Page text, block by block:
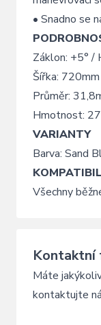
• Snadno se
Záklon: +5° /
Šířka: 720mm
Průměr:
Hmotnost:
VARIANTY
Barva: Sand
Všechny
Máte
kontaktujte